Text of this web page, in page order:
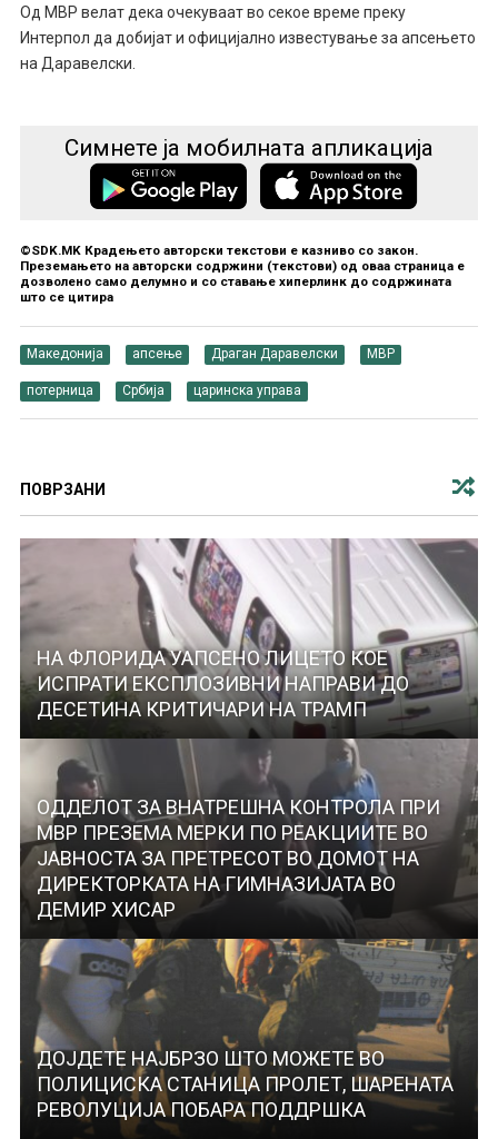
Од МВР велат дека очекуваат во секое време преку
Интерпол да добијат и официјално известување за апсењето
на Даравелски.
Симнете ја мобилната апликација
©SDK.MK Крадењето авторски текстови е казниво со закон.
Преземањето на авторски содржини (текстови) од оваа страница е
дозволено само делумно и со ставање хиперлинк до содржината
што се цитира
Македонија апсење Драган Даравелски МВР
потерница Србија царинска управа
ПОВРЗАНИ
НА ФЛОРИДА УАПСЕНО ЛИЦЕТО КОЕ
ИСПРАТИ ЕКСПЛОЗИВНИ НАПРАВИ ДО
ДЕСЕТИНА КРИТИЧАРИ НА ТРАМП
ОДДЕЛОТ ЗА ВНАТРЕШНА КОНТРОЛА ПРИ
МВР ПРЕЗЕМА МЕРКИ ПО РЕАКЦИИТЕ ВО
ЈАВНОСТА ЗА ПРЕТРЕСОТ ВО ДОМОТ НА
ДИРЕКТОРКАТА НА ГИМНАЗИЈАТА ВО
ДЕМИР ХИСАР
ДОЈДЕТЕ НАЈБРЗО ШТО МОЖЕТЕ ВО
ПОЛИЦИСКА СТАНИЦА ПРОЛЕТ, ШАРЕНАТА
РЕВОЛУЦИЈА ПОБАРА ПОДДРШКА